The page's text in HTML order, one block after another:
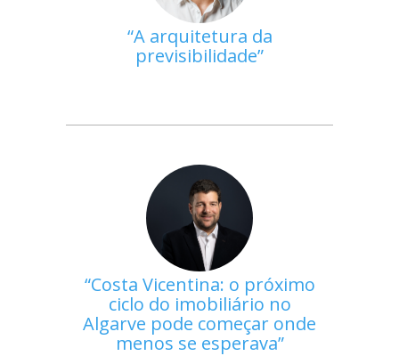
A arquitetura da
previsibilidade
Costa Vicentina: o próximo
ciclo do imobiliário no
Algarve pode começar onde
menos se esperava